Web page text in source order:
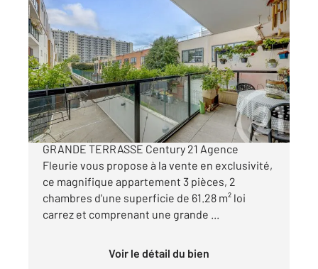
VANVES 92
62 m2 , 3 pièces
Ref : 700
Appartement F3 à vendre
449 000 €
RARE A LA VENTE - VANVES - 3 PIECES -
GRANDE TERRASSE Century 21 Agence
Fleurie vous propose à la vente en exclusivité,
ce magnifique appartement 3 pièces, 2
chambres d'une superficie de 61.28 m² loi
carrez et comprenant une grande ...
Voir le détail du bien